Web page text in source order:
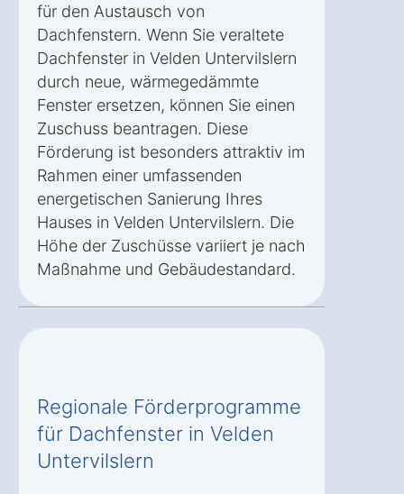
für den Austausch von
Dachfenstern. Wenn Sie veraltete
Dachfenster in Velden Untervilslern
durch neue, wärmegedämmte
Fenster ersetzen, können Sie einen
Zuschuss beantragen. Diese
Förderung ist besonders attraktiv im
Rahmen einer umfassenden
energetischen Sanierung Ihres
Hauses in Velden Untervilslern. Die
Höhe der Zuschüsse variiert je nach
Maßnahme und Gebäudestandard.
Regionale Förderprogramme
für Dachfenster in Velden
Untervilslern